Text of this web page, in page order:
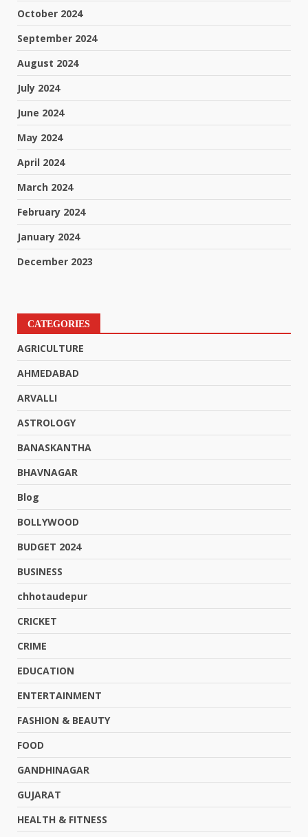
October 2024
September 2024
August 2024
July 2024
June 2024
May 2024
April 2024
March 2024
February 2024
January 2024
December 2023
CATEGORIES
AGRICULTURE
AHMEDABAD
ARVALLI
ASTROLOGY
BANASKANTHA
BHAVNAGAR
Blog
BOLLYWOOD
BUDGET 2024
BUSINESS
chhotaudepur
CRICKET
CRIME
EDUCATION
ENTERTAINMENT
FASHION & BEAUTY
FOOD
GANDHINAGAR
GUJARAT
HEALTH & FITNESS